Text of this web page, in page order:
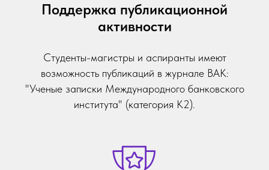
Поддержка публикационной
активности
Студенты-магистры и аспиранты имеют
возможность публикаций в журнале ВАК:
"Ученые записки Международного банковского
института" (категория К2).